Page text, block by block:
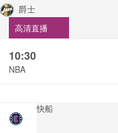
爵士
高清直播
10:30
NBA
快船